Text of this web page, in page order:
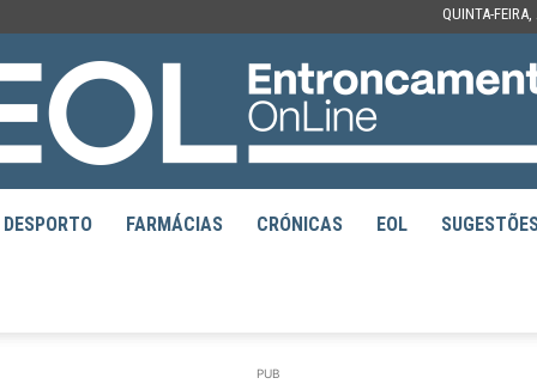
QUINTA-
DESPORTO FARMÁCIAS CRÓNICAS EOL
PUB